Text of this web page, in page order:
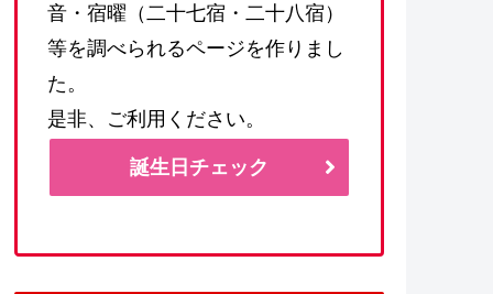
音・宿曜（二十七宿・二十八宿）
等を調べられるページを作りまし
た。
是非、ご利用ください。
誕生日チェック